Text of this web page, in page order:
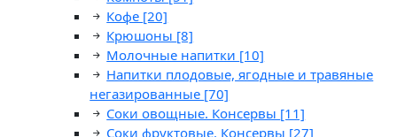
Кофе [20]
Крюшоны [8]
Молочные напитки [10]
Напитки плодовые, ягодные и травяные
негазированные [70]
Соки овощные. Консервы [11]
Соки фруктовые. Консервы [27]